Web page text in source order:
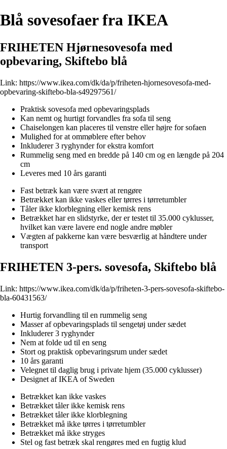
Blå sovesofaer fra IKEA
FRIHETEN Hjørnesovesofa med
opbevaring, Skiftebo blå
Link: https://www.ikea.com/dk/da/p/friheten-hjornesovesofa-med-
opbevaring-skiftebo-bla-s49297561/
Praktisk sovesofa med opbevaringsplads
Kan nemt og hurtigt forvandles fra sofa til seng
Chaiselongen kan placeres til venstre eller højre for sofaen
Mulighed for at ommøblere efter behov
Inkluderer 3 ryghynder for ekstra komfort
Rummelig seng med en bredde på 140 cm og en længde på 204
cm
Leveres med 10 års garanti
Fast betræk kan være svært at rengøre
Betrækket kan ikke vaskes eller tørres i tørretumbler
Tåler ikke klorblegning eller kemisk rens
Betrækket har en slidstyrke, der er testet til 35.000 cyklusser,
hvilket kan være lavere end nogle andre møbler
Vægten af pakkerne kan være besværlig at håndtere under
transport
FRIHETEN 3-pers. sovesofa, Skiftebo blå
Link: https://www.ikea.com/dk/da/p/friheten-3-pers-sovesofa-skiftebo-
bla-60431563/
Hurtig forvandling til en rummelig seng
Masser af opbevaringsplads til sengetøj under sædet
Inkluderer 3 ryghynder
Nem at folde ud til en seng
Stort og praktisk opbevaringsrum under sædet
10 års garanti
Velegnet til daglig brug i private hjem (35.000 cyklusser)
Designet af IKEA of Sweden
Betrækket kan ikke vaskes
Betrækket tåler ikke kemisk rens
Betrækket tåler ikke klorblegning
Betrækket må ikke tørres i tørretumbler
Betrækket må ikke stryges
Stel og fast betræk skal rengøres med en fugtig klud